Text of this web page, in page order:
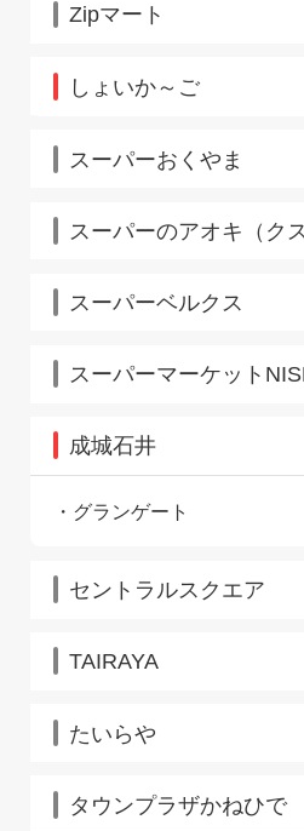
Zipマート
しょいか～ご
スーパーおくやま
スーパーのアオキ（ク
スーパーベルクス
スーパーマーケット
成城石井
グランゲート
セントラルスクエア
TAIRAYA
たいらや
タウンプラザかねひで